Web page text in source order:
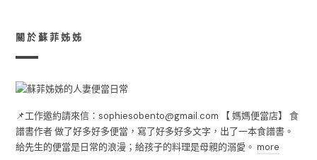
關於蘇菲姊姊
📌工作邀約請來信：sophiesobento@gmail.com 【 媽媽便當店】 食
譜書作者 做了好多好多便當，寫了好多好多文字，出了一本食譜書。
給先生的便當是日常的浪漫；給孩子的料理是母親的溺愛。more